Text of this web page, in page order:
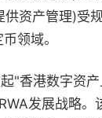
资产管理)受
领域。
"香港数字资
发展战略。